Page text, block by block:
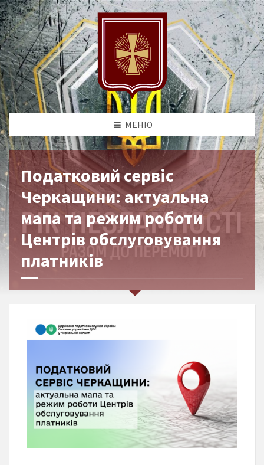
МЕНЮ
Податковий сервіс
Черкащини: актуальна
мапа та режим роботи
Центрів обслуговування
платників